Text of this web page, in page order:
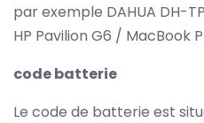
par exemple DAHUA DH-
HP Pavilion G6 / MacBook
code batterie
Le code de batterie est